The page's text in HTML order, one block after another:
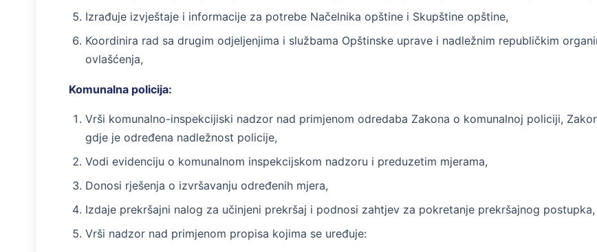
Izrađuje izvještaje i informacije za potrebe Načelnika opštine i Skupštine opštine,
Koordinira rad sa drugim odjeljenjima i službama Opštinske uprave i nadležnim republičkim
ovlašćenja,
Komunalna policija:
Vrši komunalno-inspekcijiski nadzor nad primjenom odredaba Zakona o komunalnoj policiji,
gdje je određena nadležnost policije,
Vodi evidenciju o komunalnom inspekcijskom nadzoru i preduzetim mjerama,
Donosi rješenja o izvršavanju određenih mjera,
Izdaje prekršajni nalog za učinjeni prekršaj i podnosi zahtjev za pokretanje prekršajnog postupka,
Vrši nadzor nad primjenom propisa kojima se uređuje: